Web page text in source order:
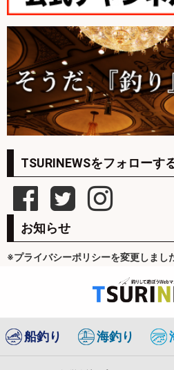
TSURINEWSをフォローす
お知らせ
※プライバシーポリシーを変更しまし
船釣り 海釣り